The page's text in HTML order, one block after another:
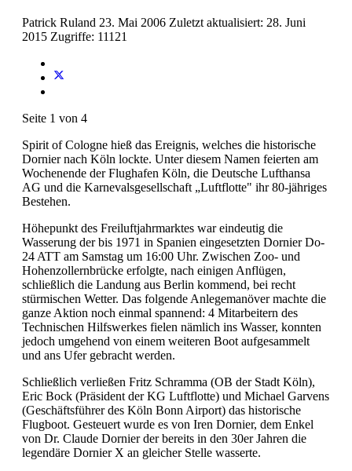
Patrick Ruland 23. Mai 2006 Zuletzt aktualisiert: 28. Juni
2015 Zugriffe: 11121
Seite 1 von 4
Spirit of Cologne hieß das Ereignis, welches die historische
Dornier nach Köln lockte. Unter diesem Namen feierten am
Wochenende der Flughafen Köln, die Deutsche Lufthansa
AG und die Karnevalsgesellschaft „Luftflotte" ihr 80-jähriges
Bestehen.
Höhepunkt des Freiluftjahrmarktes war eindeutig die
Wasserung der bis 1971 in Spanien eingesetzten Dornier Do-
24 ATT am Samstag um 16:00 Uhr. Zwischen Zoo- und
Hohenzollernbrücke erfolgte, nach einigen Anflügen,
schließlich die Landung aus Berlin kommend, bei recht
stürmischen Wetter. Das folgende Anlegemanöver machte die
ganze Aktion noch einmal spannend: 4 Mitarbeitern des
Technischen Hilfswerkes fielen nämlich ins Wasser, konnten
jedoch umgehend von einem weiteren Boot aufgesammelt
und ans Ufer gebracht werden.
Schließlich verließen Fritz Schramma (OB der Stadt Köln),
Eric Bock (Präsident der KG Luftflotte) und Michael Garvens
(Geschäftsführer des Köln Bonn Airport) das historische
Flugboot. Gesteuert wurde es von Iren Dornier, dem Enkel
von Dr. Claude Dornier der bereits in den 30er Jahren die
legendäre Dornier X an gleicher Stelle wasserte.